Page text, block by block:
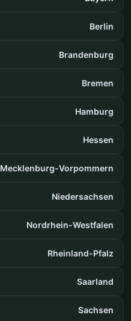
Berlin
Brandenburg
Bremen
Hamburg
Hessen
Mecklenburg-Vorpommern
Niedersachsen
Nordrhein-Westfalen
Rheinland-Pfalz
Saarland
Sachsen